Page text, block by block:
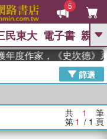
5
GO
高希均教授回憶錄
、 父親節 、 如果歷
、 方念華 、 台灣的李
數學女孩：黎曼猜想 、
經
民東大 電子書 親子
度作家，《史坎德》
篩選
共 1 筆
第 1 / 1 頁